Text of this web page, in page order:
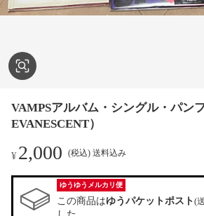
VAMPSアルバム・シングル・パン
EVANESCENT）
¥2,000 (税込) 送料込み
ゆうゆうメルカリ便
この商品はゆうパケットポスト(